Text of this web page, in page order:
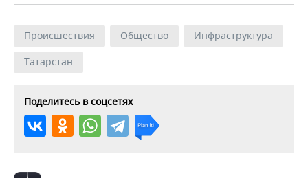
Происшествия Общество
Инфраструктура
Татарстан
Поделитесь в соцсетях